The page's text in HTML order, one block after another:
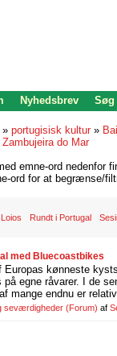
Nyhedsbrev Søg
» portugisisk kultur »
Zambujeira do Mar
emne-ord nedenfor
ord for at begrænse/
Rundt i Portugal
med Bluecoastbikes
Europas kønneste
på egne råvarer. I de
mange endnu er
seværdigheder (Forum) af